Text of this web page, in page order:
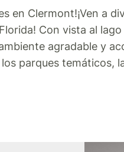
en Clermont!¡Ven a
Con vista al
agradable y
parques temáticos,